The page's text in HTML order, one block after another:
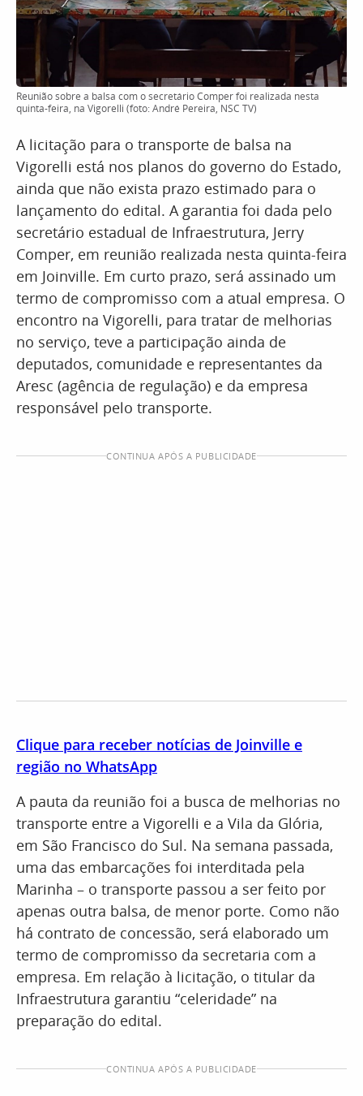
Reunião sobre a balsa com o secretário Comper foi realizada nesta
quinta-feira, na Vigorelli (foto: André Pereira, NSC TV)
A licitação para o transporte de balsa na
Vigorelli está nos planos do governo do Estado,
ainda que não exista prazo estimado para o
lançamento do edital. A garantia foi dada pelo
secretário estadual de Infraestrutura, Jerry
Comper, em reunião realizada nesta quinta-feira
em Joinville. Em curto prazo, será assinado um
termo de compromisso com a atual empresa. O
encontro na Vigorelli, para tratar de melhorias
no serviço, teve a participação ainda de
deputados, comunidade e representantes da
Aresc (agência de regulação) e da empresa
responsável pelo transporte.
CONTINUA APÓS A PUBLICIDADE
Clique para receber notícias de Joinville e
região no WhatsApp
A pauta da reunião foi a busca de melhorias no
transporte entre a Vigorelli e a Vila da Glória,
em São Francisco do Sul. Na semana passada,
uma das embarcações foi interditada pela
Marinha – o transporte passou a ser feito por
apenas outra balsa, de menor porte. Como não
há contrato de concessão, será elaborado um
termo de compromisso da secretaria com a
empresa. Em relação à licitação, o titular da
Infraestrutura garantiu “celeridade” na
preparação do edital.
CONTINUA APÓS A PUBLICIDADE